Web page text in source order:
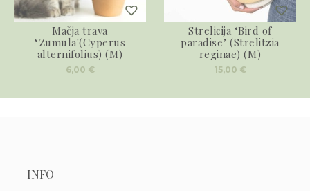
Mačja trava
‘Zumula'(Cyperus
alternifolius) (M)
6,00 €
Strelicija ‘Bird of
paradise’ (Strelitzia
reginae) (M)
15,00 €
INFO